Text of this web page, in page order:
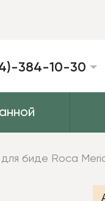
384-10-30
биде Roca